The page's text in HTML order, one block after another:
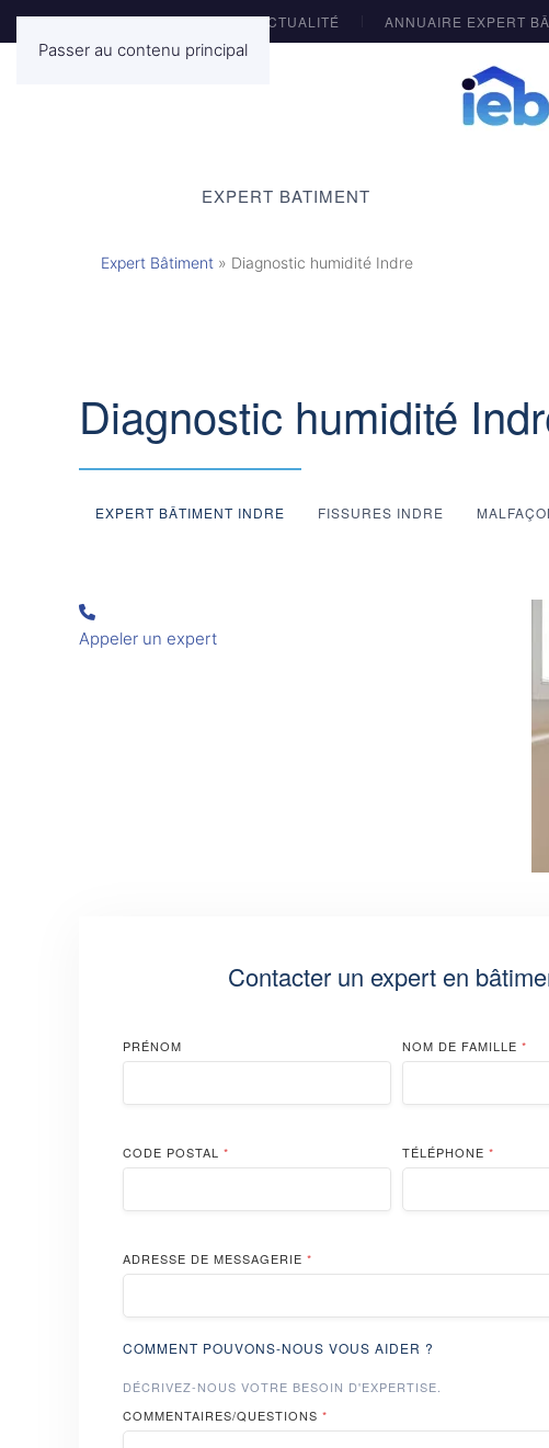
Passer au contenu principal
ACTUALITÉ ANNUAIRE EXPERT
EXPERT BATIMENT
Expert Bâtiment » Diagnostic humidité Indre
Diagnostic humidité
EXPERT BÂTIMENT INDRE FISSURES INDRE
Appeler un expert
Contacter un expert en
PRÉNOM NOM DE FAMILLE *
CODE POSTAL * TÉLÉPHONE *
ADRESSE DE MESSAGERIE *
COMMENT POUVONS-NOUS VOUS AIDER ?
DÉCRIVEZ-NOUS VOTRE BESOIN D'EXPERTISE.
COMMENTAIRES/QUESTIONS *